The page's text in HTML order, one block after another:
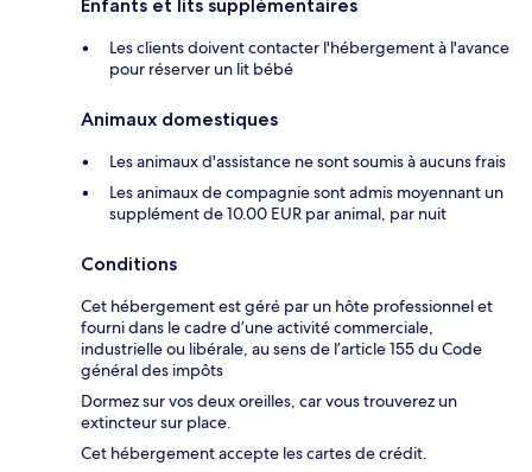
Enfants et lits supplémentaires
Les clients doivent contacter l'hébergement à l'avance
pour réserver un lit bébé
Animaux domestiques
Les animaux d'assistance ne sont soumis à aucuns frais
Les animaux de compagnie sont admis moyennant un
supplément de 10.00 EUR par animal, par nuit
Conditions
Cet hébergement est géré par un hôte professionnel et
fourni dans le cadre d’une activité commerciale,
industrielle ou libérale, au sens de l’article 155 du Code
général des impôts
Dormez sur vos deux oreilles, car vous trouverez un
extincteur sur place.
Cet hébergement accepte les cartes de crédit.